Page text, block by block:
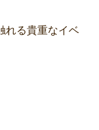
れる貴重なイベ